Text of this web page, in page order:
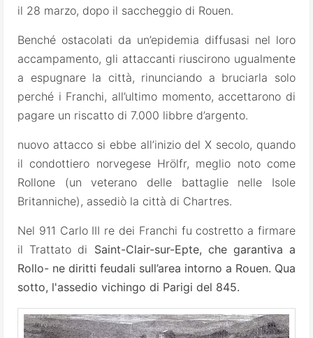
il 28 marzo, dopo il saccheggio di Rouen.
Benché ostacolati da un’epidemia diffusasi nel loro
accampamento, gli attaccanti riuscirono ugualmente
a espugnare la città, rinunciando a bruciarla solo
perché i Franchi, all’ultimo momento, accettarono di
pagare un riscatto di 7.000 libbre d’argento.
nuovo attacco si ebbe all’inizio del X secolo, quando
il condottiero norvegese Hrölfr, meglio noto come
Rollone (un veterano delle battaglie nelle Isole
Britanniche), assediò la città di Chartres.
Nel 911 Carlo III re dei Franchi fu costretto a firmare
il Trattato di Saint-Clair-sur-Epte, che garantiva a
Rollo- ne diritti feudali sull’area intorno a Rouen. Qua
sotto, l'assedio vichingo di Parigi del 845.